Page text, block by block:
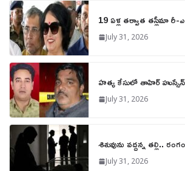
19 ఏళ్ల తర్వాత తస్లీమా రీ-
July 31, 2026
హత్య కేసులో తాహిర్
July 31, 2026
శిశువును వద్దన్న తల్లి..
July 31, 2026